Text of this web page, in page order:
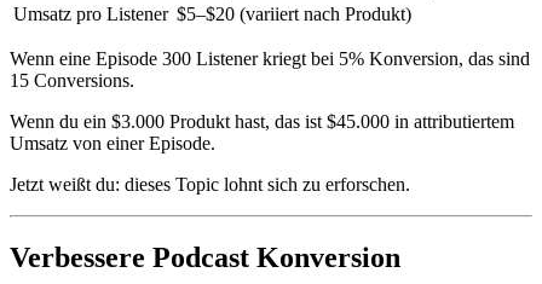
Umsatz pro Listener $5–$20 (variiert nach Produkt)
Wenn eine Episode 300 Listener kriegt bei 5% Konversion, das sind
15 Conversions.
Wenn du ein $3.000 Produkt hast, das ist $45.000 in attributiertem
Umsatz von einer Episode.
Jetzt weißt du: dieses Topic lohnt sich zu erforschen.
Verbessere Podcast Konversion